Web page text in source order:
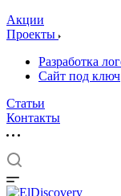
Акции
Проекты
Разработка
Сайт под ключ
Статьи
Контакты